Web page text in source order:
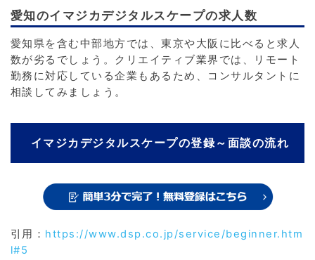
愛知のイマジカデジタルスケープの求人数
愛知県を含む中部地方では、東京や大阪に比べると求人
数が劣るでしょう。クリエイティブ業界では、リモート
勤務に対応している企業もあるため、コンサルタントに
相談してみましょう。
イマジカデジタルスケープの登録～面談の流れ
引用： https://www.dsp.co.jp/service/beginner.htm
l#5